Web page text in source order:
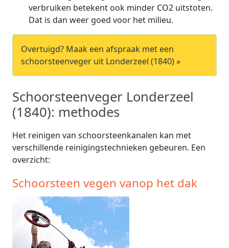
verbruiken betekent ook minder CO2 uitstoten.
Dat is dan weer goed voor het milieu.
Overtuigd? Maak een afspraak met een
schoorsteenveger uit Londerzeel (1840) »
Schoorsteenveger Londerzeel
(1840): methodes
Het reinigen van schoorsteenkanalen kan met
verschillende reinigingstechnieken gebeuren. Een
overzicht:
Schoorsteen vegen vanop het dak